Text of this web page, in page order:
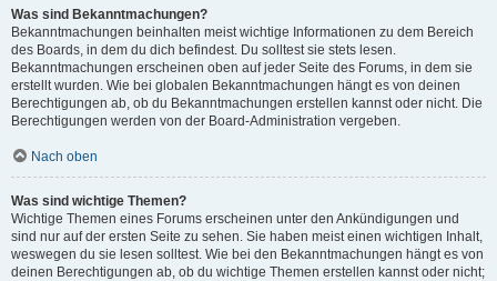
Was sind Bekanntmachungen?
Bekanntmachungen beinhalten meist wichtige Informationen zu dem Bereich
des Boards, in dem du dich befindest. Du solltest sie stets lesen.
Bekanntmachungen erscheinen oben auf jeder Seite des Forums, in dem sie
erstellt wurden. Wie bei globalen Bekanntmachungen hängt es von deinen
Berechtigungen ab, ob du Bekanntmachungen erstellen kannst oder nicht. Die
Berechtigungen werden von der Board-Administration vergeben.
Nach oben
Was sind wichtige Themen?
Wichtige Themen eines Forums erscheinen unter den Ankündigungen und
sind nur auf der ersten Seite zu sehen. Sie haben meist einen wichtigen Inhalt,
weswegen du sie lesen solltest. Wie bei den Bekanntmachungen hängt es von
deinen Berechtigungen ab, ob du wichtige Themen erstellen kannst oder nicht;